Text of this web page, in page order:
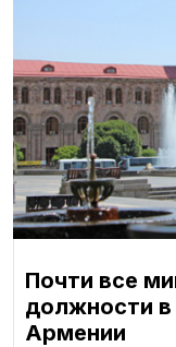
Почти все
должности в
Армении